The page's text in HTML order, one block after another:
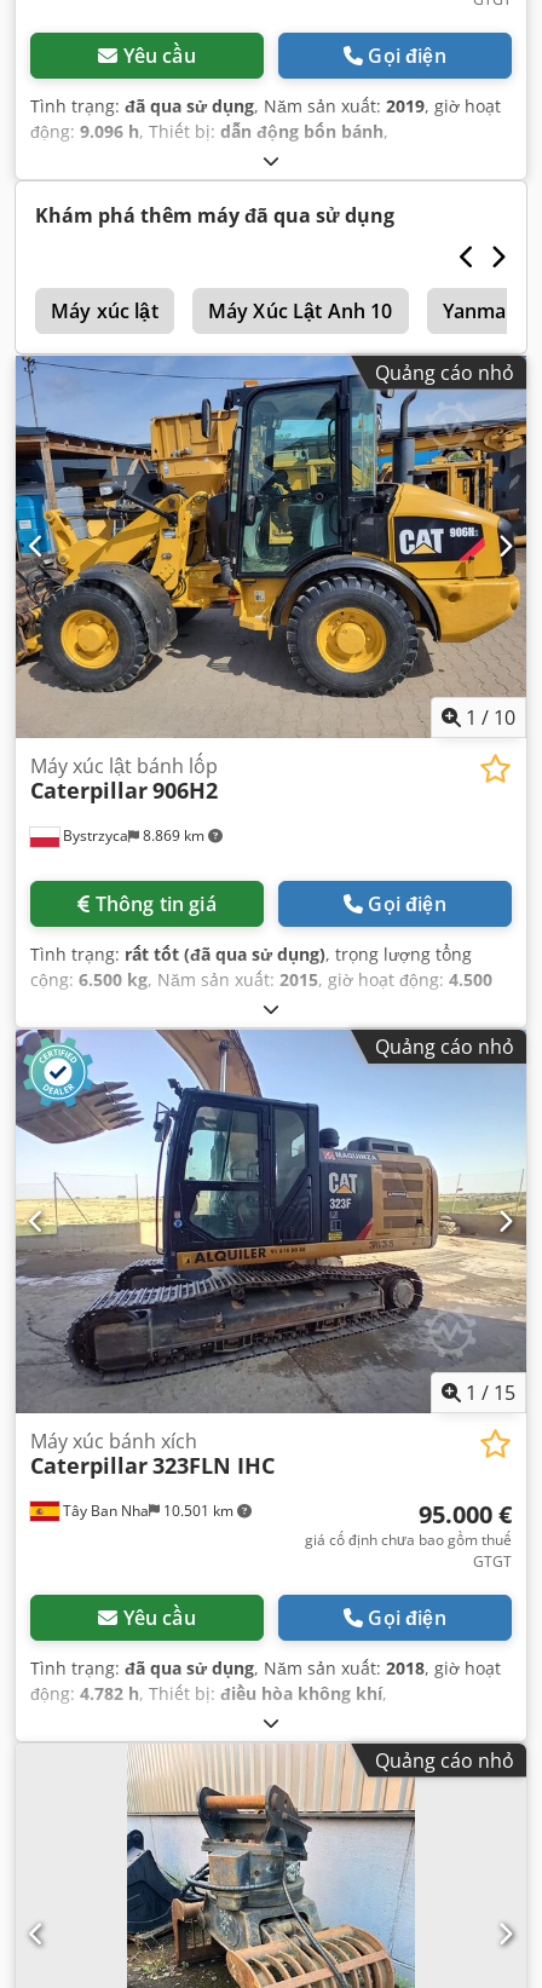
Yêu cầu Gọi điện
Tình trạng: đã qua sử dụng, Năm sản xuất: 2019, giờ hoạt
động: 9.096 h, Thiết bị: dẫn động bốn bánh,
Khám phá thêm máy đã qua sử dụng
Máy xúc lật Máy Xúc Lật Anh 10 Yanmar
Quảng cáo nhỏ
1 / 10
Bystrzyca 8.869 km
Máy xúc lật bánh lốp
Caterpillar906H2
Thông tin giá Gọi điện
Tình trạng: rất tốt (đã qua sử dụng), trọng lượng tổng
cộng: 6.500 kg, Năm sản xuất: 2015, giờ hoạt động: 4.500
Quảng cáo nhỏ
1 / 15
Tây Ban Nha 10.501 km
Máy xúc bánh xích
Caterpillar323FLN IHC
95.000 €
giá cố định chưa bao gồm thuế
GTGT
Yêu cầu Gọi điện
Tình trạng: đã qua sử dụng, Năm sản xuất: 2018, giờ hoạt
động: 4.782 h, Thiết bị: điều hòa không khí,
Quảng cáo nhỏ